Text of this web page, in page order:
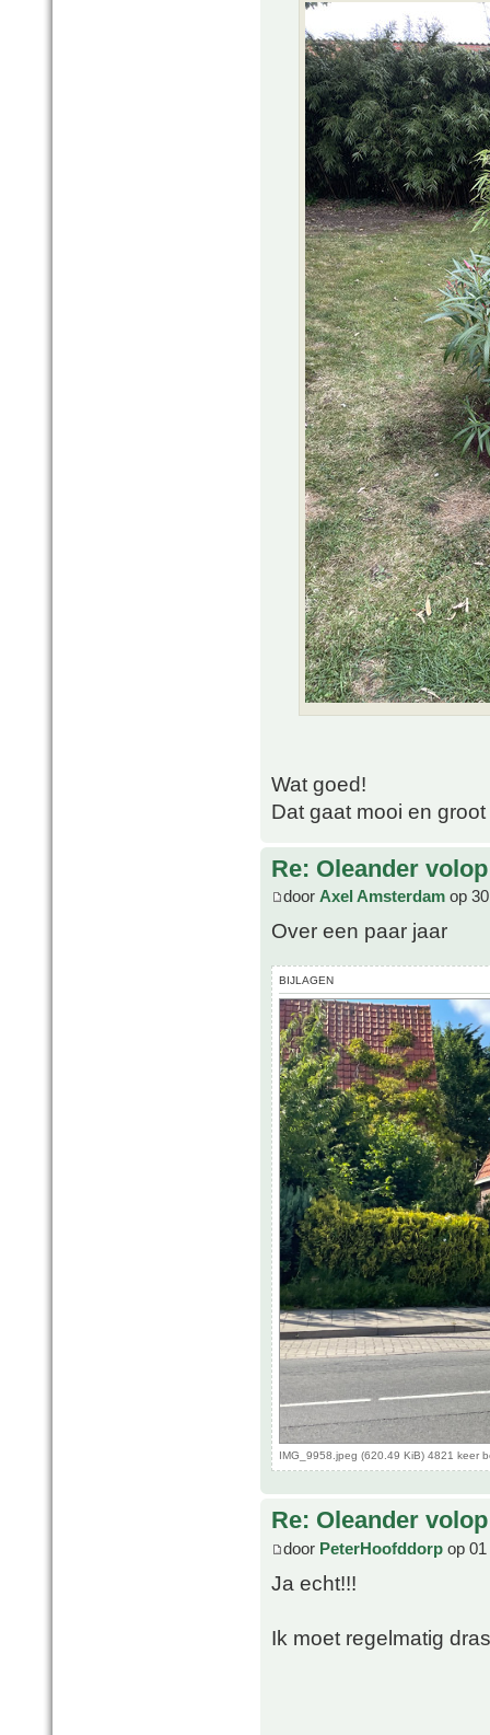
Wat goed!
Dat gaat mooi en
Re: Oleander
door Axel Amsterdam op
Over een paar jaar
BIJLAGEN
IMG_9958.jpeg (620.49 KiB) 4821 keer
Re: Oleander
door PeterHoofddorp op
Ja echt!!!
Ik moet regelmatig